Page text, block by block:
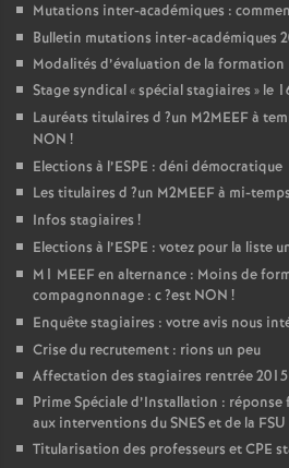
Mutations inter-académiques :
Bulletin mutations inter-académiques
Modalités d’évaluation de la formation
Stage syndical «spécial stagiaires » le
Lauréats titulaires d ?un M2MEEFà
NON !
Elections à l’ESPE : déni démocratique
Les titulaires d ?un M2MEEFà mi-
Infos stagiaires !
Elections à l’ESPE : votez pour la liste
M1 MEEFen alternance : Moins de
compagnonnage : c?est NON !
Enquête stagiaires : votre avis nous
Crise du recrutement : rions un peu
Affectation des stagiaires rentrée 2015
Prime Spéciale d’Installation :
aux interventions duSNESet de la FSU
Titularisation des professeurs etCPE